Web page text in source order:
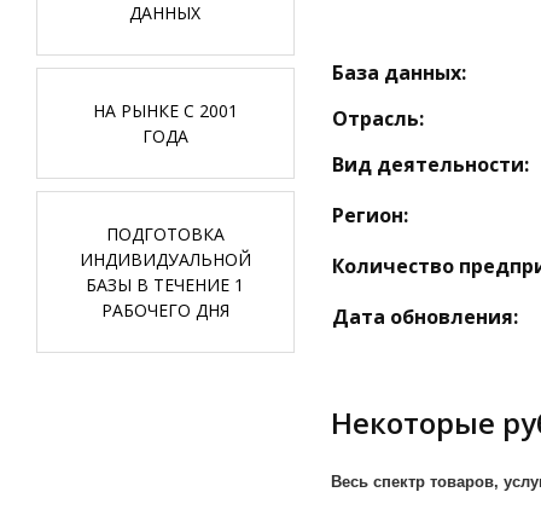
ДАННЫХ
НА РЫНКЕ С 2001
ГОДА
ПОДГОТОВКА
ИНДИВИДУАЛЬНОЙ
БАЗЫ В ТЕЧЕНИЕ 1
РАБОЧЕГО ДНЯ
База данных:
Отрасль:
Вид деятельности:
Регион:
Количество
Дата обновления:
Некоторые
Весь спектр товаров,